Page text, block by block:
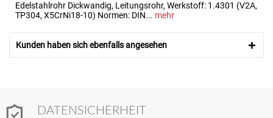
Edelstahlrohr Dickwandig, Leitungsrohr, Werkstoff: 1.4301 (V2A,
TP304, X5CrNi18-10) Normen: DIN... mehr
Kunden haben sich ebenfalls angesehen
DATENSICHERHEIT